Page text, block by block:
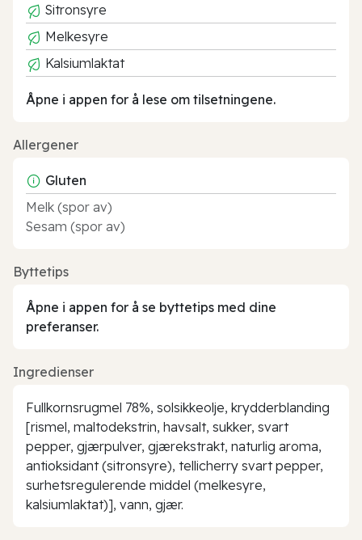
Sitronsyre
Melkesyre
Kalsiumlaktat
Åpne i appen for å lese om tilsetningene.
Allergener
Gluten
Melk (spor av)
Sesam (spor av)
Byttetips
Åpne i appen for å se byttetips med dine
preferanser.
Ingredienser
Fullkornsrugmel 78%, solsikkeolje, krydderblanding
[rismel, maltodekstrin, havsalt, sukker, svart
pepper, gjærpulver, gjærekstrakt, naturlig aroma,
antioksidant (sitronsyre), tellicherry svart pepper,
surhetsregulerende middel (melkesyre,
kalsiumlaktat)], vann, gjær.